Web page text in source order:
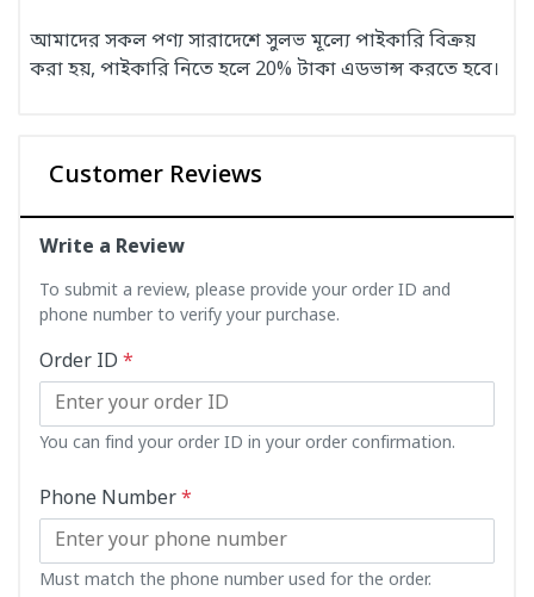
আমাদের সকল পণ্য সারাদেশে সুলভ মূল্যে পাইকারি বিক্রয়
করা হয়, পাইকারি নিতে হলে 20% টাকা এডভান্স করতে হবে।
Customer Reviews
Write a Review
To submit a review, please provide your order ID and
phone number to verify your purchase.
Order ID *
You can find your order ID in your order confirmation.
Phone Number*
Must match the phone number used for the order.